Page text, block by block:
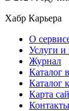
Хабр Карьера
О
Услуги
Журнал
Каталог
Каталог
Карта
Контакты